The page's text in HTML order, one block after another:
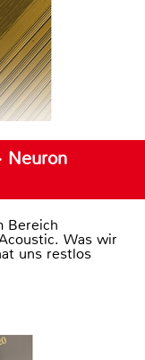
Neuron
Bereich
Was wir
uns restlos